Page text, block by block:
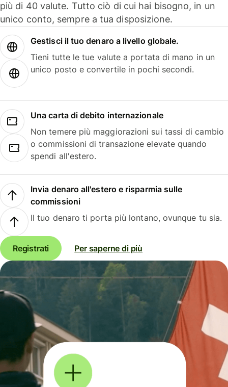
più di 40 valute. Tutto ciò di cui hai bisogno, in un
unico conto, sempre a tua disposizione.
Gestisci il tuo denaro a livello globale.
Tieni tutte le tue valute a portata di mano in un
unico posto e convertile in pochi secondi.
Una carta di debito internazionale
Non temere più maggiorazioni sui tassi di cambio
o commissioni di transazione elevate quando
spendi all'estero.
Invia denaro all'estero e risparmia sulle
commissioni
Il tuo denaro ti porta più lontano, ovunque tu sia.
Registrati Per saperne di più